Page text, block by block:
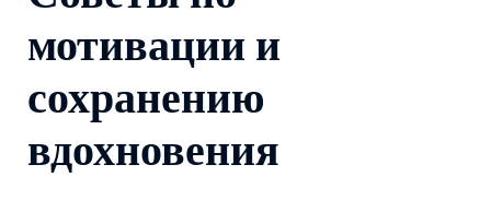
мотивации и
сохранению
вдохновения